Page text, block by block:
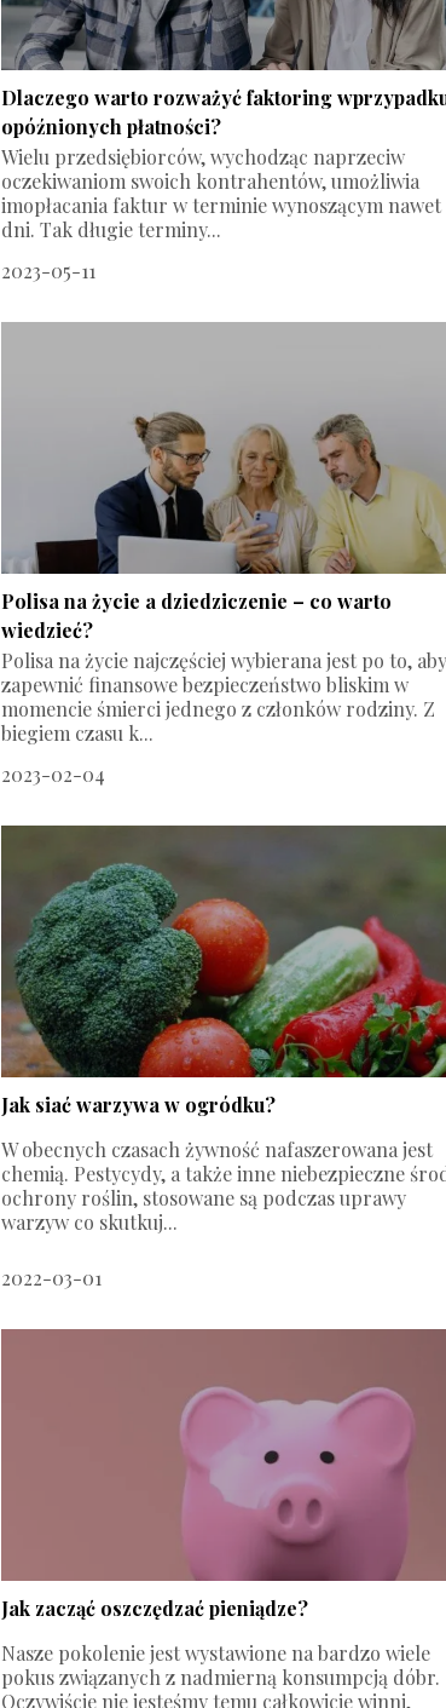
Dlaczego warto rozważyć faktoring
opóźnionych płatności?
Wielu przedsiębiorców, wychodząc naprzeciw
oczekiwaniom swoich kontrahentów, umożliwia
imopłacania faktur w terminie wynoszącym
dni. Tak długie terminy...
2023-05-11
Polisa na życie a dziedziczenie – co warto
wiedzieć?
Polisa na życie najczęściej wybierana jest po to,
zapewnić finansowe bezpieczeństwo bliskim w
momencie śmierci jednego z członków rodziny. Z
biegiem czasu k...
2023-02-04
Jak siać warzywa w ogródku?
W obecnych czasach żywność nafaszerowana jest
chemią. Pestycydy, a także inne niebezpieczne
ochrony roślin, stosowane są podczas uprawy
warzyw co skutkuj...
2022-03-01
Jak zacząć oszczędzać pieniądze?
Nasze pokolenie jest wystawione na bardzo wiele
pokus związanych z nadmierną konsumpcją dóbr.
Oczywiście nie jesteśmy temu całkowicie winni,